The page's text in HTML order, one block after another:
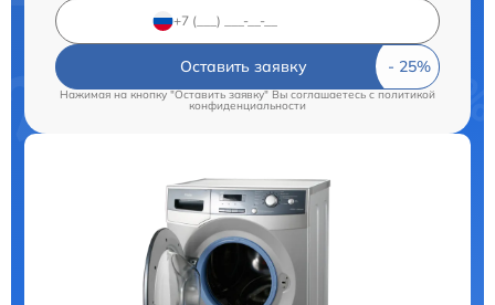
Оставить заявку
Нажимая на кнопку "Оставить заявку" Вы соглашаетесь cполитикой
конфиденциальности